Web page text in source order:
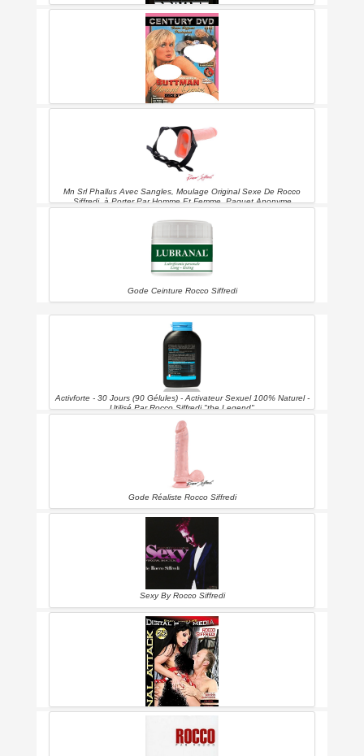
Rocco Private Fantasy 3 (rocco Siffredi Produzioni)
Rocco In Buttman Award Orgies (rocco Siffredi Produzioni)
Mn Srl Phallus Avec Sangles, Moulage Original Sexe De Rocco
Siffredi, à Porter Par Homme Et Femme, Paquet Anonyme
Gode Ceinture Rocco Siffredi
Activforte - 30 Jours (90 Gélules) - Activateur Sexuel 100% Naturel -
Utilisé Par Rocco Siffredi "the Legend"
Gode Réaliste Rocco Siffredi
Sexy By Rocco Siffredi
Rocco Siffredi Anal Attack (digital Play Media)